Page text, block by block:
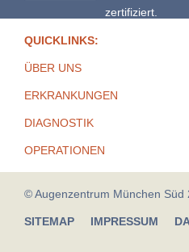
zertifiziert.
QUICKLINKS:
ÜBER UNS
ERKRANKUNGEN
DIAGNOSTIK
OPERATIONEN
© Augenzentrum München Süd
SITEMAP IMPRESSUM